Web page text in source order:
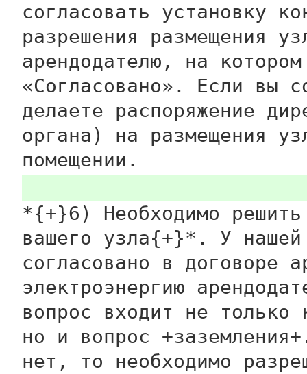
согласовать установку
разрешения размещения
арендодателю, на
«Согласовано». Если вы
делаете распоряжение
органа) на размещения
помещении.
*{+}6) Необходимо решить
вашего узла{+}*. У
согласовано в договоре
электроэнергию
вопрос входит не только
но и вопрос
нет, то необходимо